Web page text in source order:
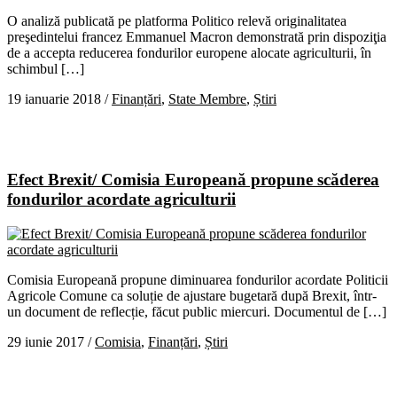
O analiză publicată pe platforma Politico relevă originalitatea
preşedintelui francez Emmanuel Macron demonstrată prin dispoziţia
de a accepta reducerea fondurilor europene alocate agriculturii, în
schimbul […]
19 ianuarie 2018 /Finanțări, State Membre, Știri
Efect Brexit/ Comisia Europeană propune scăderea
fondurilor acordate agriculturii
Comisia Europeană propune diminuarea fondurilor acordate Politicii
Agricole Comune ca soluție de ajustare bugetară după Brexit, într-
un document de reflecție, făcut public miercuri. Documentul de […]
29 iunie 2017 /Comisia, Finanțări, Știri